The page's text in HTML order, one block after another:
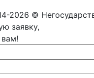
2026 ©
заявку,